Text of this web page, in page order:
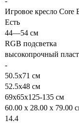
Игровое кресло
Есть
44—54 см
RGB подсветка
высокопрочный
-
50.5х71 см
52.5х48 см
69х65х125-135 см
60.00 x 28.00 x 79.00
14.4